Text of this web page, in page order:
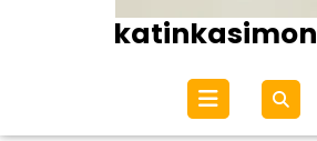
Open
menu